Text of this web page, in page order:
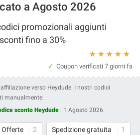
a Agosto 2026
promozionali aggiunti
fino a 30%
★
★
★
★
★
Coupon verificati 7 giorni fa
verso Heydude. I nostri codici
manualmente.
sconto Heydude : 1 Agosto 2026
Offerte 2 Spedizione gratuita 1